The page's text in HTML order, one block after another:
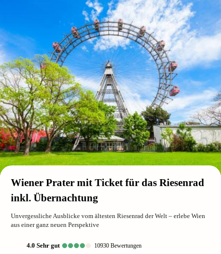
Wiener Prater mit Ticket für das Riesenrad
inkl. Übernachtung
Unvergessliche Ausblicke vom ältesten Riesenrad der Welt – erlebe Wien
aus einer ganz neuen Perspektive
4.0 sehr gut 10930 Bewertungen